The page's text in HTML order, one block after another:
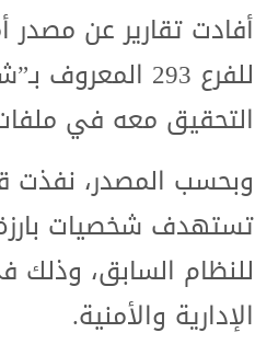
أفادت تقارير عن
للفرع 293
التحقيق معه في
وبحسب المصدر، نفذت
تستهدف شخصيات
للنظام السابق، وذلك
الإدارية والأمنية.